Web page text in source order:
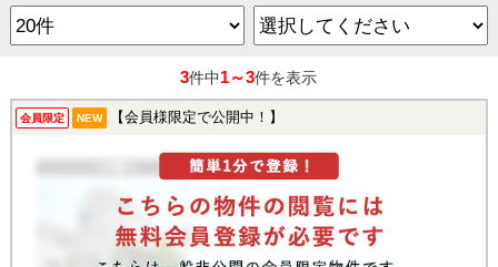
3件中1～3件を表示
会員限定 NEW 【会員様限定で公開中！】